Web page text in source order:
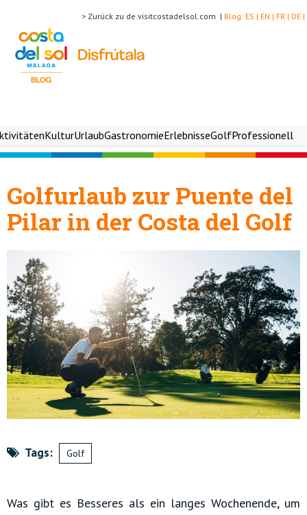
DE |
FR |
EN |
ES |
Blog:
> Zurück zu de.visitcostadelsol.com |
KulturUrlaubGastronomieErlebnisseGolfProfessionell
Golfurlaub zur Puente del
Pilar in der Costa del Golf
Tags: Golf
Was gibt es Besseres als ein langes Wochenende, um